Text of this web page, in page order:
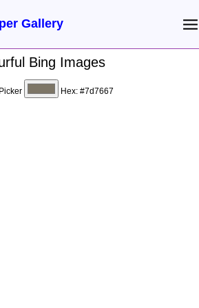
Gallery
Bing Images
Hex: #7d7667